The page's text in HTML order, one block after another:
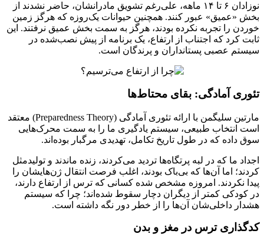
نوزادان ۶ تا ۱۴ ماهه، علی‌رغم تشویق مادرانشان، حاضر نشدند از
بخش «عمیق» عبور کنند. همچنین حیوانات یک‌روزه که هرگز زمین
خوردن را تجربه نکرده بودند، هرگز به سمت بخش عمیق نرفتند. این
ثابت کرد که اجتناب از ارتفاع، یک برنامه از پیش نصب‌شده در
سیستم عصبی پستانداران و پرندگان است.
تئوری آمادگی: بقای محتاط‌ها
مارتین سلیگمن با ارائه تئوری آمادگی (Preparedness Theory) معتقد
است انتخاب طبیعی، سیستم یادگیری ما را به سمت محرک‌هایی
سوق داده که در طول تاریخ تکامل، تهدیدی مرگبار بوده‌اند.
اجداد ما که در لبه پرتگاه‌ها تردید می‌کردند، زنده ماندند و تولیدمثل
کردند؛ اما آن‌ها که بی‌باک بودند، اغلب فرصت انتقال ژن‌هایشان را
پیدا نکردند. امروزه مشخص شده کسانی که ترس از ارتفاع دارند،
در کودکی کمتر از دیگران دچار سقوط شده‌اند؛ چرا که سیستم
هشدار داخلی‌شان آن‌ها را از خطر دور نگه داشته است.
کدگذاری ترس در مغز و بدن